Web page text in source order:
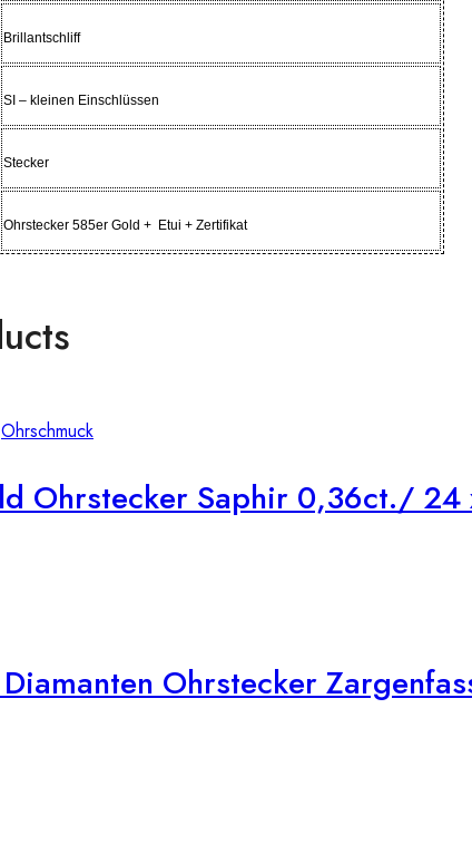
Brillantschliff
SI – kleinen Einschlüssen
Stecker
Ohrstecker 585er Gold + Etui + Zertifikat
Ohrschmuck
Ohrstecker Saphir 0,36ct./ 24
Ohrstecker